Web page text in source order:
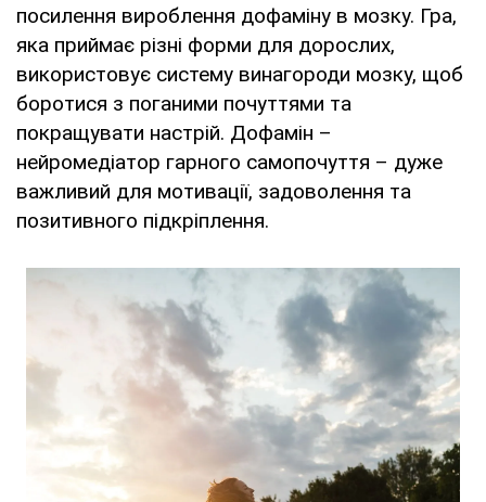
посилення вироблення дофаміну в мозку. Гра,
яка приймає різні форми для дорослих,
використовує систему винагороди мозку, щоб
боротися з поганими почуттями та
покращувати настрій. Дофамін –
нейромедіатор гарного самопочуття – дуже
важливий для мотивації, задоволення та
позитивного підкріплення.